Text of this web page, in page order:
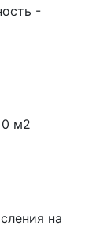
-
м2
на